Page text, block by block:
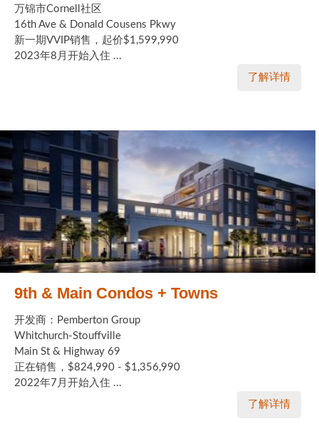
万锦市Cornell社区
16th Ave & Donald Cousens Pkwy
新一期VVIP销售，起价$1,599,990
2023年8月开始入住 ...
了解详情
9th & Main Condos + Towns
开发商：Pemberton Group
Whitchurch-Stouffville
Main St & Highway 69
正在销售，$824,990 - $1,356,990
2022年7月开始入住 ...
了解详情